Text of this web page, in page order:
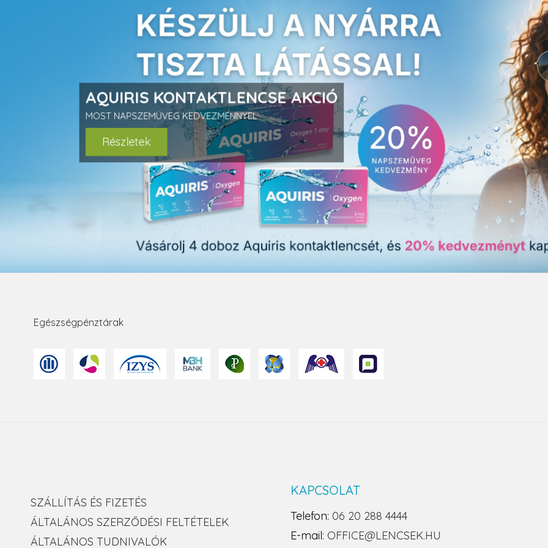
AQUIRIS KONTAKTLENCSE AKCIÓ
MOST NAPSZEMÜVEG KEDVEZMÉNNYEL
Részletek
Egészségpénztárak
SZÁLLÍTÁS ÉS FIZETÉS
ÁLTALÁNOS SZERZŐDÉSI FELTÉTELEK
ÁLTALÁNOS TUDNIVALÓK
KAPCSOLAT
Telefon: 06 20 288 4444
E-mail: OFFICE@LENCSEK.HU